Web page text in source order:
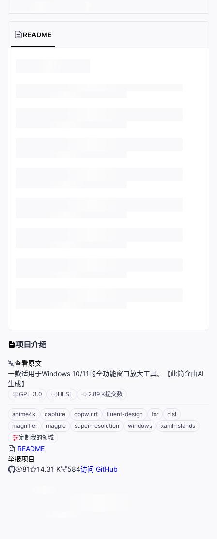
README
项目介绍
查看原文
一款适用于Windows 10/11的全功能窗口放大工具。【此简介由AI
生成】
GPL-3.0 HLSL 2.89 K提交数
anime4k capture cppwinrt fluent-design fsr
hlsl
magnifier
magpie super-resolution windows
xaml-islands
定制我的领域
README
举报项目
81
14.31 K 584访问 GitHub